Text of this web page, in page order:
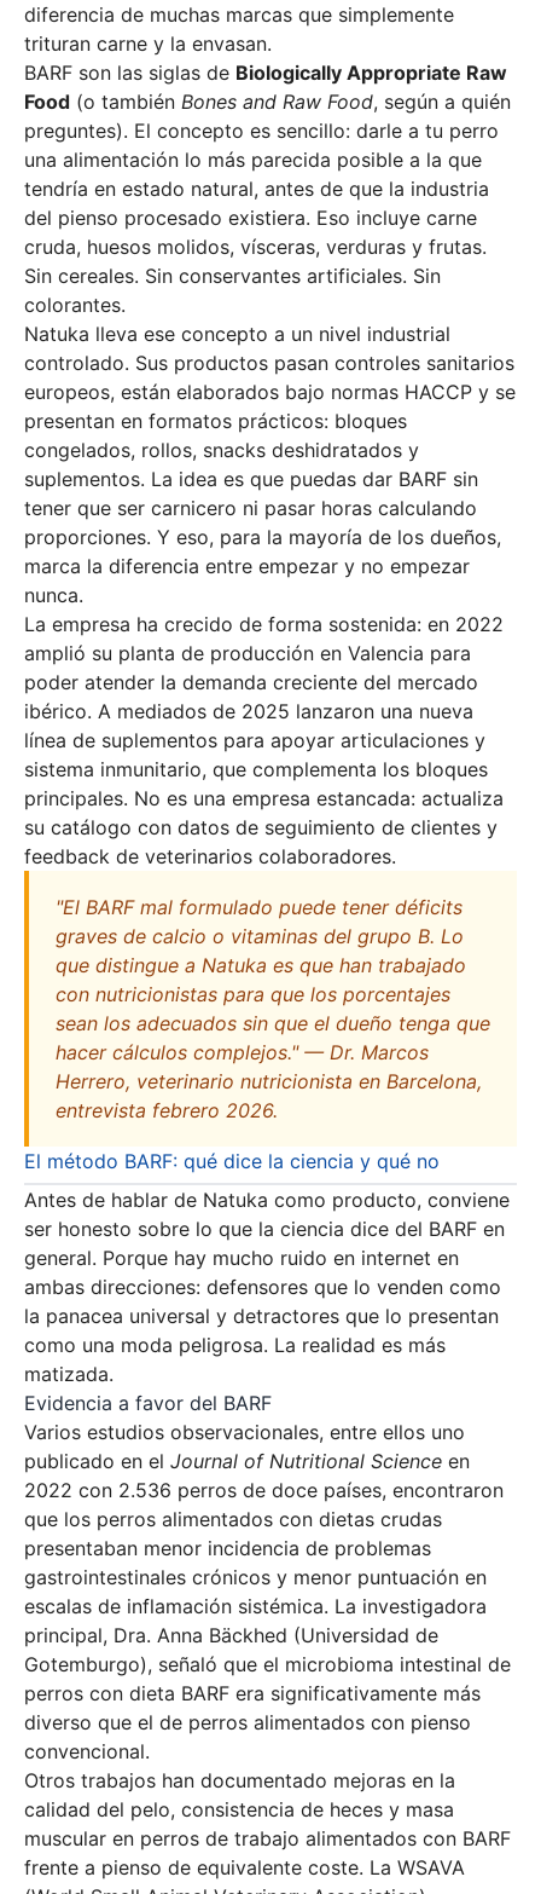
diferencia de muchas marcas que simplemente
trituran carne y la envasan.
BARF son las siglas de Biologically Appropriate Raw
Food (o también Bones and Raw Food, según a quién
preguntes). El concepto es sencillo: darle a tu perro
una alimentación lo más parecida posible a la que
tendría en estado natural, antes de que la industria
del pienso procesado existiera. Eso incluye carne
cruda, huesos molidos, vísceras, verduras y frutas.
Sin cereales. Sin conservantes artificiales. Sin
colorantes.
Natuka lleva ese concepto a un nivel industrial
controlado. Sus productos pasan controles sanitarios
europeos, están elaborados bajo normas HACCP y se
presentan en formatos prácticos: bloques
congelados, rollos, snacks deshidratados y
suplementos. La idea es que puedas dar BARF sin
tener que ser carnicero ni pasar horas calculando
proporciones. Y eso, para la mayoría de los dueños,
marca la diferencia entre empezar y no empezar
nunca.
La empresa ha crecido de forma sostenida: en 2022
amplió su planta de producción en Valencia para
poder atender la demanda creciente del mercado
ibérico. A mediados de 2025 lanzaron una nueva
línea de suplementos para apoyar articulaciones y
sistema inmunitario, que complementa los bloques
principales. No es una empresa estancada: actualiza
su catálogo con datos de seguimiento de clientes y
feedback de veterinarios colaboradores.
"El BARF mal formulado puede tener déficits
graves de calcio o vitaminas del grupo B. Lo
que distingue a Natuka es que han trabajado
con nutricionistas para que los porcentajes
sean los adecuados sin que el dueño tenga que
hacer cálculos complejos." — Dr. Marcos
Herrero, veterinario nutricionista en Barcelona,
entrevista febrero 2026.
El método BARF: qué dice la ciencia y qué no
Antes de hablar de Natuka como producto, conviene
ser honesto sobre lo que la ciencia dice del BARF en
general. Porque hay mucho ruido en internet en
ambas direcciones: defensores que lo venden como
la panacea universal y detractores que lo presentan
como una moda peligrosa. La realidad es más
matizada.
Evidencia a favor del BARF
Varios estudios observacionales, entre ellos uno
publicado en el Journal of Nutritional Science en
2022 con 2.536 perros de doce países, encontraron
que los perros alimentados con dietas crudas
presentaban menor incidencia de problemas
gastrointestinales crónicos y menor puntuación en
escalas de inflamación sistémica. La investigadora
principal, Dra. Anna Bäckhed (Universidad de
Gotemburgo), señaló que el microbioma intestinal de
perros con dieta BARF era significativamente más
diverso que el de perros alimentados con pienso
convencional.
Otros trabajos han documentado mejoras en la
calidad del pelo, consistencia de heces y masa
muscular en perros de trabajo alimentados con BARF
frente a pienso de equivalente coste. La WSAVA